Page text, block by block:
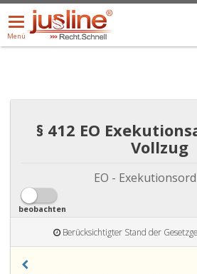
Menü
öffnen/schließen
Menü
ALLE DROPDOWN: GEWÄHLTER
§ 412 EO
Vollzug
EO -
beobachten
Berücksichtigter Stand der